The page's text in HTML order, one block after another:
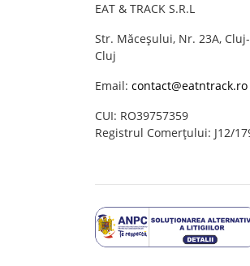
EAT & TRACK S.R.L
Str. Măceșului, Nr. 23A,
Cluj
Email: contact@eatntrack.ro
CUI: RO39757359
Registrul Comerțului: J12/